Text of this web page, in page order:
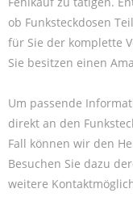
ob Funksteckdosen
für Sie der komplette
Sie besitzen einen
Um passende
direkt an den
Fall können wir den
Besuchen Sie dazu
weitere